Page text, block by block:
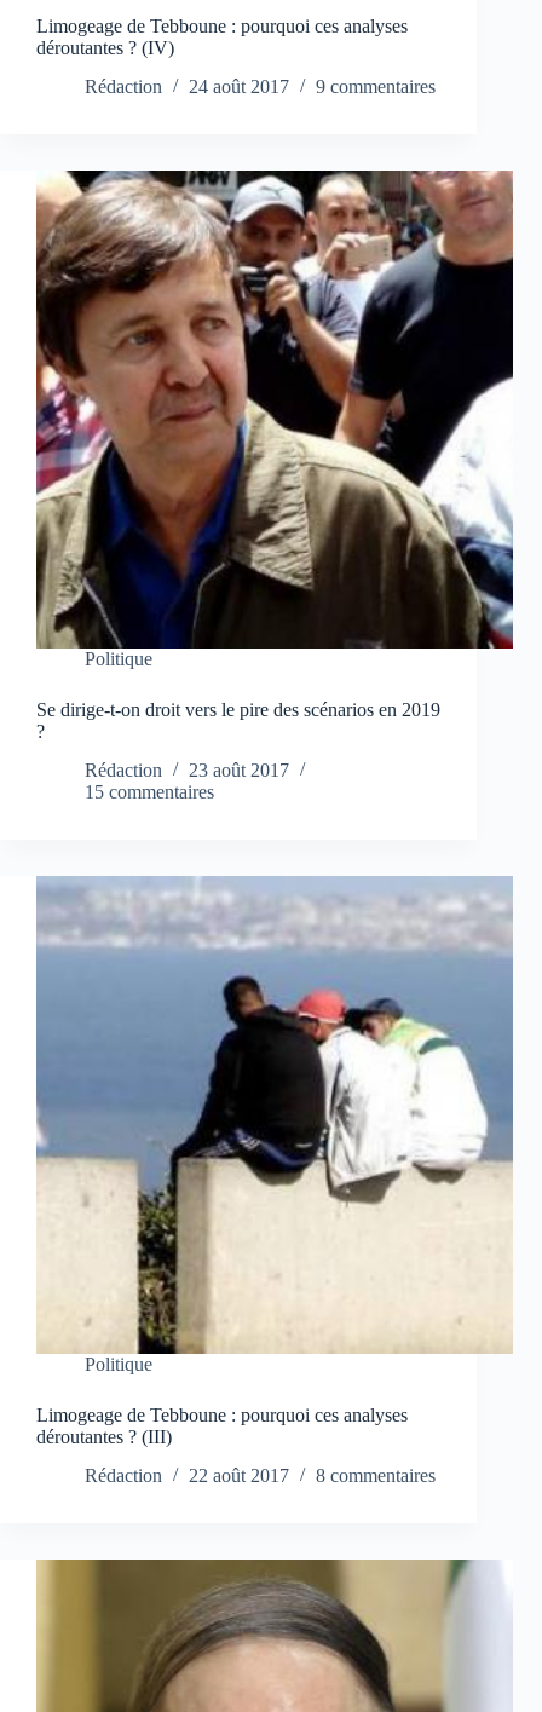
Limogeage de Tebboune : pourquoi ces analyses
déroutantes ? (IV)
Rédaction
24 août 2017 9 commentaires
Politique
Se dirige-t-on droit vers le pire des scénarios en 2019
?
Rédaction
23 août 2017
15 commentaires
Politique
Limogeage de Tebboune : pourquoi ces analyses
déroutantes ? (III)
Rédaction
22 août 2017 8 commentaires